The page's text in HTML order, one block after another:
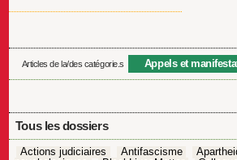
Articles de la/des catégorie.s Appels et
Tous les dossiers
Actions judiciaires Antifascisme